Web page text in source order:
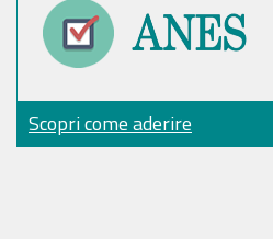
Scopri come aderire